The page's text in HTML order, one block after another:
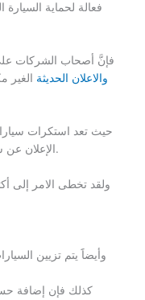
فعالة لحماية
فإنَّ أصحاب الشركات على
والاعلان الحديثة الغير
حيث تعد استكرات
الإعلان عن شيء ما أو الترويج لمنتجات أو خدمات معينة.
ولقد تخطى الامر إلى
وأيضاََ يتم تزيين
كذلك فإن إضافة